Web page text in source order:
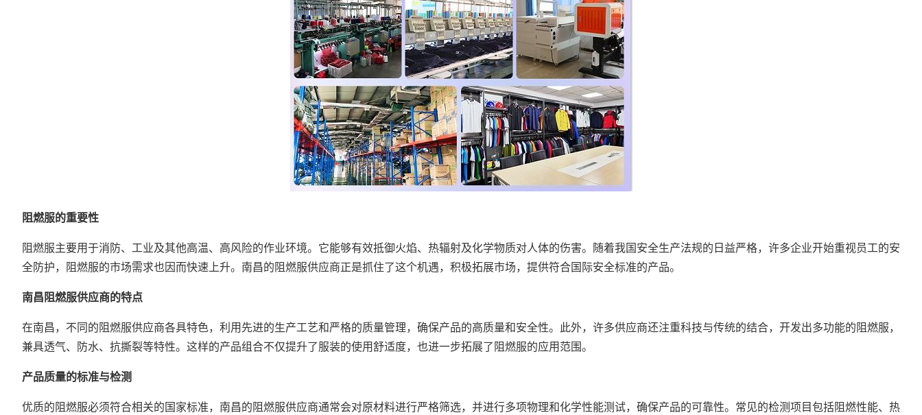
阻燃服的重要性
阻燃服主要用于消防、工业及其他高温、高风险的作业环境。它能够有效抵御火焰、热辐射及化学物质对人体的伤害。随着我国安全生产法规的日益严格，许多企业开始重视员工的安
全防护，阻燃服的市场需求也因而快速上升。南昌的阻燃服供应商正是抓住了这个机遇，积极拓展市场，提供符合国际安全标准的产品。
南昌阻燃服供应商的特点
在南昌，不同的阻燃服供应商各具特色，利用先进的生产工艺和严格的质量管理，确保产品的高质量和安全性。此外，许多供应商还注重科技与传统的结合，开发出多功能的阻燃服，
兼具透气、防水、抗撕裂等特性。这样的产品组合不仅提升了服装的使用舒适度，也进一步拓展了阻燃服的应用范围。
产品质量的标准与检测
优质的阻燃服必须符合相关的国家标准，南昌的阻燃服供应商通常会对原材料进行严格筛选，并进行多项物理和化学性能测试，确保产品的可靠性。常见的检测项目包括阻燃性能、热